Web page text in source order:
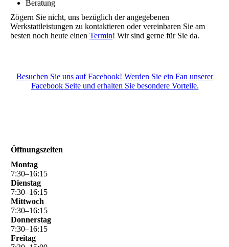
Beratung
Zögern Sie nicht, uns bezüglich der angegebenen
Werkstattleistungen zu kontaktieren oder vereinbaren Sie am
besten noch heute einen Termin! Wir sind gerne für Sie da.
Besuchen Sie uns auf Facebook! Werden Sie ein Fan unserer
Facebook Seite und erhalten Sie besondere Vorteile.
Öffnungszeiten
Montag
7:30–16:15
Dienstag
7:30–16:15
Mittwoch
7:30–16:15
Donnerstag
7:30–16:15
Freitag